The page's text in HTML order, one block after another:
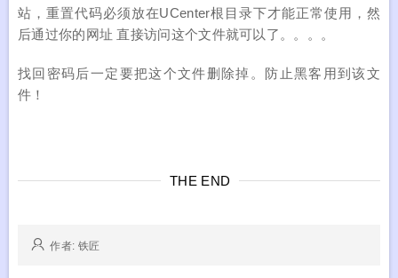
站，重置代码必须放在UCenter根目录下才能正常使用，然
后通过你的网址 直接访问这个文件就可以了。。。。
找回密码后一定要把这个文件删除掉。防止黑客用到该文
件！
THE END
作者: 铁匠